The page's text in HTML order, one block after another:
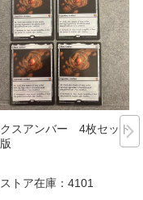
クスアンバー 4枚セット
トア在庫： 4101